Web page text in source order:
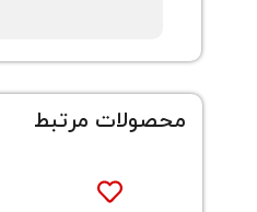
محصولات مرتبط